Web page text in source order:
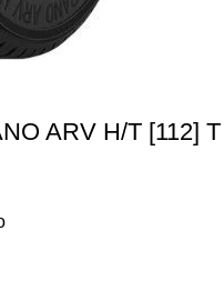
ARV H/T [112] T